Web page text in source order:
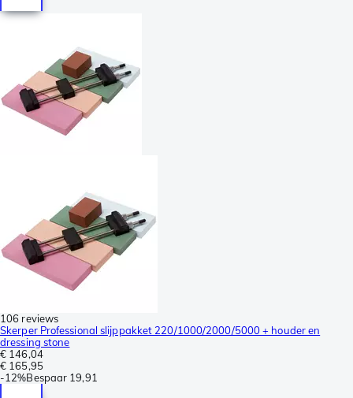
106 reviews
Skerper Professional slijppakket 220/1000/2000/5000 + houder en
dressing stone
€ 146,04
€ 165,95
-12%Bespaar 19,91